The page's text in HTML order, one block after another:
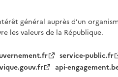
général auprès d’un
les valeurs de la République.
service-public.fr
api-